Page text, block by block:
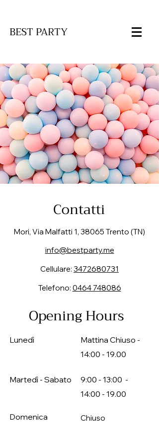
BEST PARTY
estP
Contatti
Mori, Via Malfatti 1, 38065 Trento (TN)
info@bestparty.me
Cellulare: 3472680731
Telefono: 0464 748086
Opening Hours
Lunedì
Mattina Chiuso -
14:00 - 19.00
Martedì - Sabato
9:00 - 13:00 -
14:00 - 19.00
Domenica Chiuso